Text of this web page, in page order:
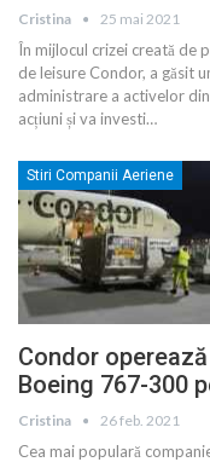
Cristina 25 mai 2021
În mijlocul crizei creată de
de leisure Condor, a găsit
administrare a activelor
acțiuni și va investi…
Stiri Companii Aeriene
Condor
Boeing 767-300
Cristina 26 feb. 2021
Cea mai populară